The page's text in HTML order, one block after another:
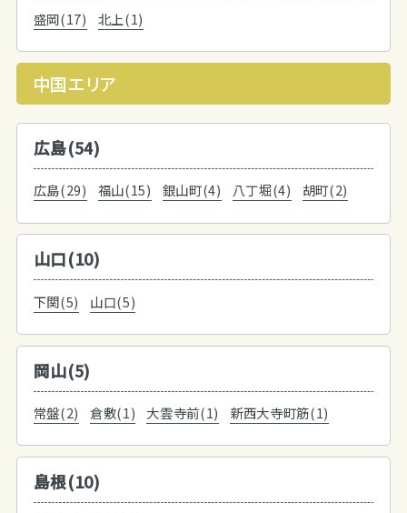
盛岡(17) 北上(1)
中国エリア
広島(54)
広島(29) 福山(15) 銀山町(4) 八丁堀(4) 胡町(2)
山口(10)
下関(5) 山口(5)
岡山(5)
常盤(2) 倉敷(1) 大雲寺前(1) 新西大寺町筋(1)
島根(10)